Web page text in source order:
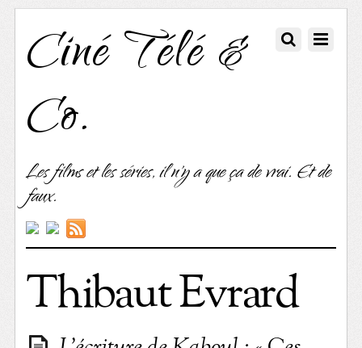
Ciné Télé &
Co.
Les films et les séries, il n'y a que ça de vrai. Et de
faux.
Thibaut Evrard